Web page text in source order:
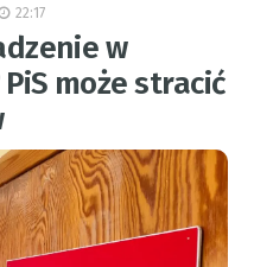
22:17
w
może stracić